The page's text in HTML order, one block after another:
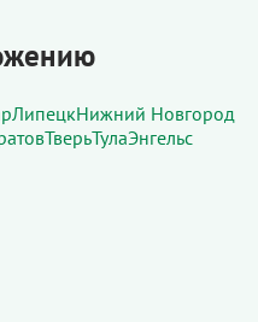
ЛипецкНижний Новгород
ТверьТулаЭнгельс